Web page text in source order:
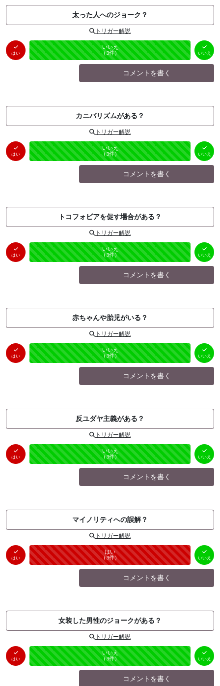
太った人へのジョーク？
トリガー解説
はい
はい
（0件）
未投票
いいえ
（3件） いいえ
コメントを書く
カニバリズムがある？
トリガー解説
はい
はい
（0件）
未投票
いいえ
（3件） いいえ
コメントを書く
トコフォビアを促す場合がある？
トリガー解説
はい
はい
（0件）
未投票
いいえ
（3件） いいえ
コメントを書く
赤ちゃんや胎児がいる？
トリガー解説
はい
はい
（0件）
未投票
いいえ
（3件） いいえ
コメントを書く
反ユダヤ主義がある？
トリガー解説
はい
はい
（0件）
未投票
いいえ
（3件） いいえ
コメントを書く
マイノリティへの誤解？
トリガー解説
はい
はい
（3件） 未投票
いいえ
（ 0件）
いいえ
コメントを書く
女装した男性のジョークがある？
トリガー解説
はい
はい
（0件）
未投票
いいえ
（3件） いいえ
コメントを書く